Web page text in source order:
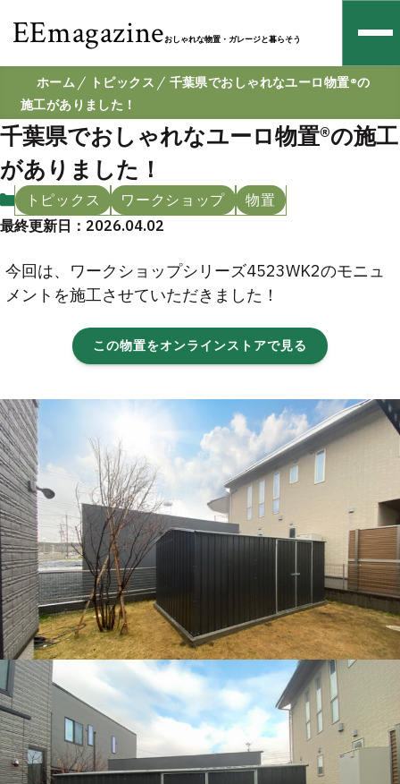
EEmagazineおしゃれな物置・ガレージと暮らそう
ホーム トピックス
千葉県でおしゃれなユーロ物置®の
施工がありました！
千葉県でおしゃれなユーロ物置®の施工
がありました！
トピックス ワークショップ
物置
最終更新日：2026.04.02
今回は、ワークショップシリーズ4523WK2のモニュ
メントを施工させていただきました！
この物置をオンラインストアで見る